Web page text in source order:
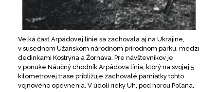
Veľká časť Arpádovej línie sa zachovala aj na Ukrajine,
v susednom Užanskom národnom prírodnom parku, medzi
dedinkami Kostryna a Žornava. Pre návštevníkov je
v ponuke Náučný chodník Arpádova línia, ktorý na svojej 5
kilometrovej trase približuje zachovalé pamiatky tohto
vojnového opevnenia. V údolí rieky Uh, pod horou Poľana,